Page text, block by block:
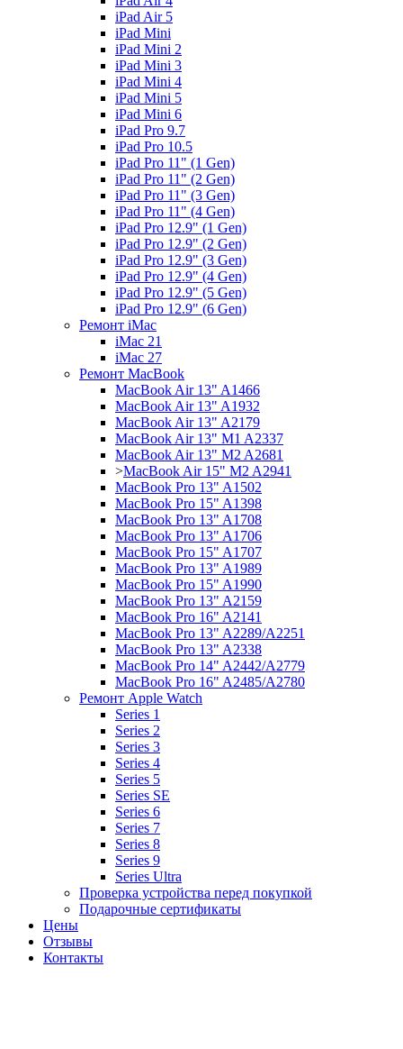
iPad Air 5
iPad Mini
iPad Mini 2
iPad Mini 3
iPad Mini 4
iPad Mini 5
iPad Mini 6
iPad Pro 9.7
iPad Pro 10.5
iPad Pro 11" (1 Gen)
iPad Pro 11" (2 Gen)
iPad Pro 11" (3 Gen)
iPad Pro 11" (4 Gen)
iPad Pro 12.9" (1 Gen)
iPad Pro 12.9" (2 Gen)
iPad Pro 12.9" (3 Gen)
iPad Pro 12.9" (4 Gen)
iPad Pro 12.9" (5 Gen)
iPad Pro 12.9" (6 Gen)
Ремонт iMac
iMac 21
iMac 27
Ремонт MacBook
MacBook Air 13" A1466
MacBook Air 13" A1932
MacBook Air 13" A2179
MacBook Air 13" M1 A2337
MacBook Air 13" M2 A2681
>MacBook Air 15" M2 A2941
MacBook Pro 13" A1502
MacBook Pro 15" A1398
MacBook Pro 13" A1708
MacBook Pro 13" A1706
MacBook Pro 15" A1707
MacBook Pro 13" A1989
MacBook Pro 15" A1990
MacBook Pro 13" A2159
MacBook Pro 16" A2141
MacBook Pro 13" A2289/A2251
MacBook Pro 13" A2338
MacBook Pro 14" A2442/A2779
MacBook Pro 16" A2485/A2780
Ремонт Apple Watch
Series 1
Series 2
Series 3
Series 4
Series 5
Series SE
Series 6
Series 7
Series 8
Series 9
Series Ultra
Проверка устройства перед покупкой
Подарочные сертификаты
Цены
Отзывы
Контакты